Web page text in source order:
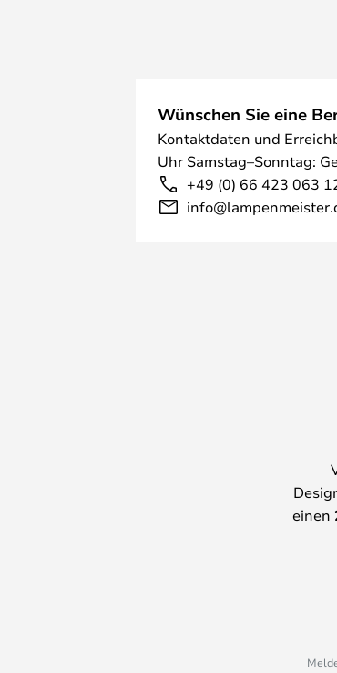
Wünschen Sie eine
Kontaktdaten und
Uhr Samstag–Sonntag:
+49 (0) 66 423 063
einen